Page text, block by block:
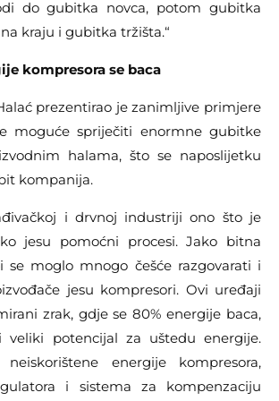
do gubitka novca, potom gubitka
kraju i gubitka tržišta.“
kompresora se baca
prezentirao je zanimljive primjere
moguće spriječiti enormne gubitke
halama, što se naposlijetku
kompanija.
i drvnoj industriji ono što je
jesu pomoćni procesi. Jako bitna
moglo mnogo češće razgovarati i
jesu kompresori. Ovi uređaji
zrak, gdje se 80% energije baca,
veliki potencijal za uštedu energije.
neiskorištene energije kompresora,
i sistema za kompenzaciju